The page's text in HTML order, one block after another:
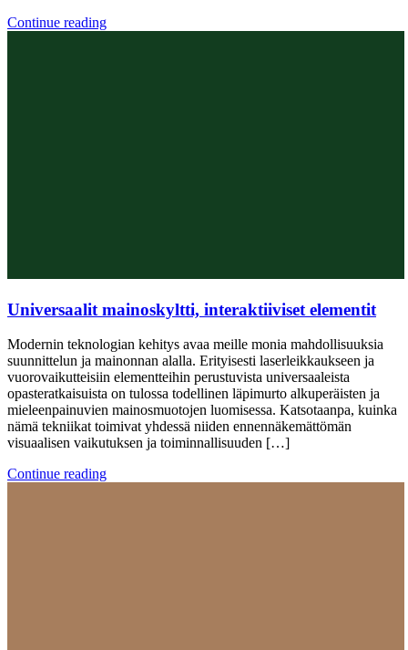
Continue reading
Universaalit mainoskyltti, interaktiiviset elementit
Modernin teknologian kehitys avaa meille monia mahdollisuuksia
suunnittelun ja mainonnan alalla. Erityisesti laserleikkaukseen ja
vuorovaikutteisiin elementteihin perustuvista universaaleista
opasteratkaisuista on tulossa todellinen läpimurto alkuperäisten ja
mieleenpainuvien mainosmuotojen luomisessa. Katsotaanpa, kuinka
nämä tekniikat toimivat yhdessä niiden ennennäkemättömän
visuaalisen vaikutuksen ja toiminnallisuuden […]
Continue reading